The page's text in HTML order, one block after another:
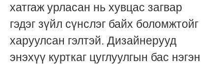
хатгаж урласан нь хувцас загвар
гэдэг зүйл сүнслэг байх боломжтойг
харуулсан гэлтэй. Дизайнерууд
энэхүү курткаг цуглуулгын бас нэгэн